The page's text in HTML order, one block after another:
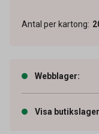
Antal per kartong:
Webblager:
Visa butikslager